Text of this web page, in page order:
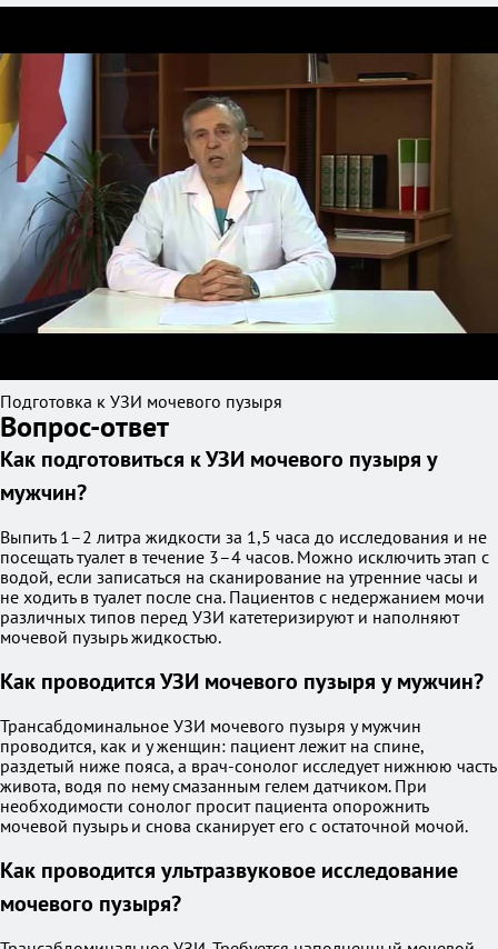
Подготовка к УЗИ мочевого пузыря
Вопрос-ответ
Как подготовиться к УЗИ мочевого пузыря у
мужчин?
Выпить 1–2 литра жидкости за 1,5 часа до исследования и не
посещать туалет в течение 3–4 часов. Можно исключить этап с
водой, если записаться на сканирование на утренние часы и
не ходить в туалет после сна. Пациентов с недержанием мочи
различных типов перед УЗИ катетеризируют и наполняют
мочевой пузырь жидкостью.
Как проводится УЗИ мочевого пузыря у мужчин?
Трансабдоминальное УЗИ мочевого пузыря у мужчин
проводится, как и у женщин: пациент лежит на спине,
раздетый ниже пояса, а врач-сонолог исследует нижнюю часть
живота, водя по нему смазанным гелем датчиком. При
необходимости сонолог просит пациента опорожнить
мочевой пузырь и снова сканирует его с остаточной мочой.
Как проводится ультразвуковое исследование
мочевого пузыря?